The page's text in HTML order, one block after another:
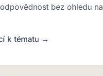
bez ohledu na
k tématu →